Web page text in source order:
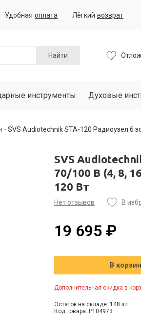
Удобная оплата Лёгкий возврат
Найти
инструменты Духовые
SVS Audiotechnik STA-120 Радиоузел 6
SVS
70/100 В (4, 8,
120 Вт
Нет отзывов В
19 695 ₽
В
Дополнительная скидка в
Остаток на складе: 148 шт.
Код товара: P104973